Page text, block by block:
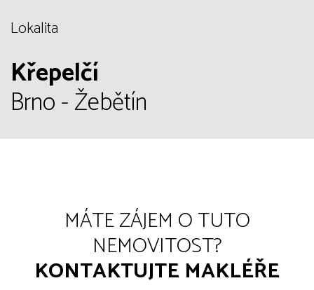
Lokalita
Křepelčí
Brno - Žebětín
MÁTE ZÁJEM O TUTO
NEMOVITOST?
KONTAKTUJTE MAKLÉŘE